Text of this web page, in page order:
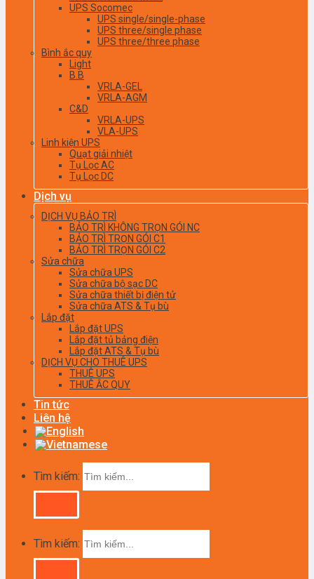
UPS Socomec
UPS single/single-phase
UPS three/single phase
UPS three/three phase
Bình ắc quy
Light
B.B
VRLA-GEL
VRLA-AGM
C&D
VRLA-UPS
VLA-UPS
Linh kiện UPS
Quạt giải nhiệt
Tụ Lọc AC
Tụ Lọc DC
Dịch vụ
DỊCH VỤ BẢO TRÌ
BẢO TRÌ KHÔNG TRỌN GÓI NC
BẢO TRÌ TRỌN GÓI C1
BẢO TRÌ TRỌN GÓI C2
Sửa chữa
Sửa chữa UPS
Sửa chữa bộ sạc DC
Sửa chữa thiết bị điện tử
Sửa chữa ATS & Tụ bù
Lắp đặt
Lắp đặt UPS
Lắp đặt tủ bảng điện
Lắp đặt ATS & Tụ bù
DỊCH VỤ CHO THUÊ UPS
THUÊ UPS
THUÊ ẮC QUY
Tin tức
Liên hệ
Tìm kiếm:
Tìm kiếm: